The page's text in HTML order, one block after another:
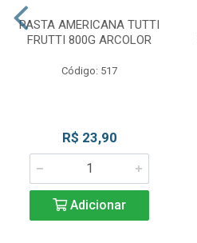
PASTA AMERICANA TUTTI
FRUTTI 800G ARCOLOR
Código: 517
R$ 23,90
Adicionar